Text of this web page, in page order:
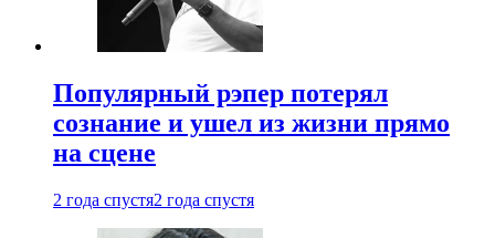
Популярный рэпер потерял
сознание и ушел из жизни прямо
на сцене
2 года спустя2 года спустя